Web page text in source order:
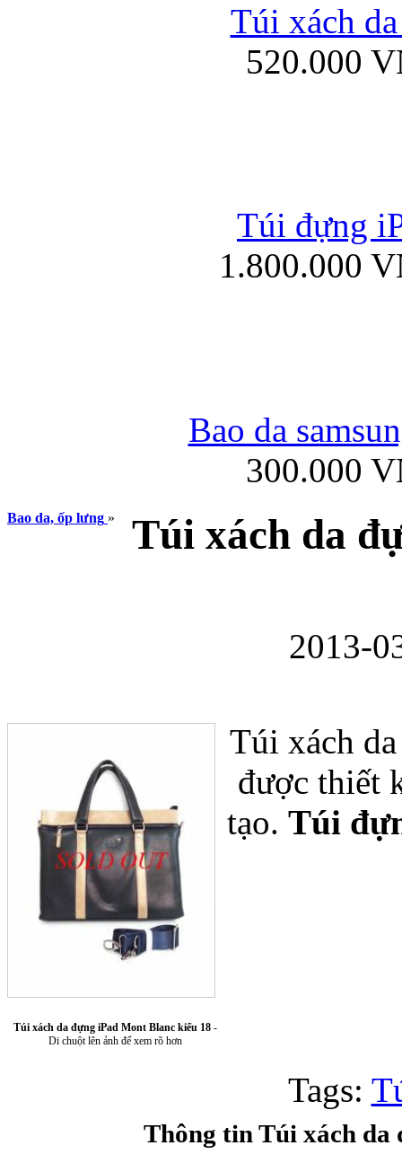
Bao da iPad
Túi xách da
Bao da Samsung
Ốp lưng Samsung
Ốp lưng Sony
Túi xách
520.000
Túi đựng
1.800.000
Bao da
300.000
Bao da, ốp lưng » Túi xách da
2013-
Túi xách da đựng iPad Mont Blanc kiểu 18-
Di chuột lên ảnh để xem rõ hơn
Túi xách
được thiết
tạo. Túi
Tags:
Thông tin Túi xách da